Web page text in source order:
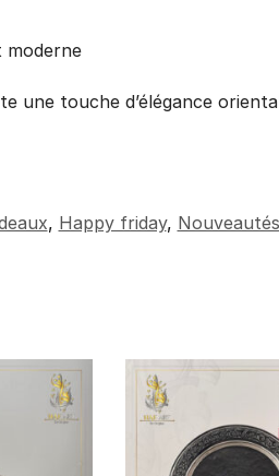
moderne
touche d’élégance
, Happy friday, Nouveautés